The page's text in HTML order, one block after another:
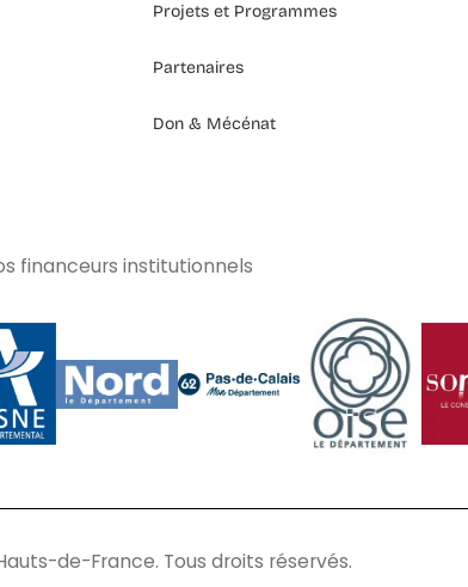
Projets et Programmes
Partenaires
Don & Mécénat
financeurs institutionnels
de-France. Tous droits réservés.